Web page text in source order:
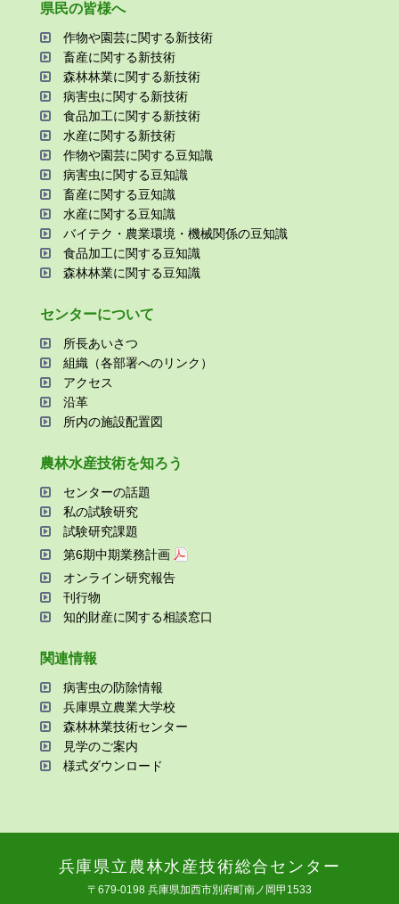
県⺠の皆様へ
作物や園芸に関する新技術
畜産に関する新技術
森林林業に関する新技術
病害⾍に関する新技術
⾷品加⼯に関する新技術
⽔産に関する新技術
作物や園芸に関する⾖知識
病害⾍に関する⾖知識
畜産に関する⾖知識
⽔産に関する⾖知識
バイテク・農業環境・機械関係の⾖知識
⾷品加⼯に関する⾖知識
森林林業に関する⾖知識
センターについて
所⻑あいさつ
組織（各部署へのリンク）
アクセス
沿⾰
所内の施設配置図
農林⽔産技術を知ろう
センターの話題
私の試験研究
試験研究課題
第6期中期業務計画
オンライン研究報告
刊⾏物
知的財産に関する相談窓⼝
関連情報
病害⾍の防除情報
兵庫県⽴農業⼤学校
森林林業技術センター
⾒学のご案内
様式ダウンロード
兵庫県⽴農林⽔産技術総合センター
〒679-0198 兵庫県加⻄市別府町南ノ岡甲1533